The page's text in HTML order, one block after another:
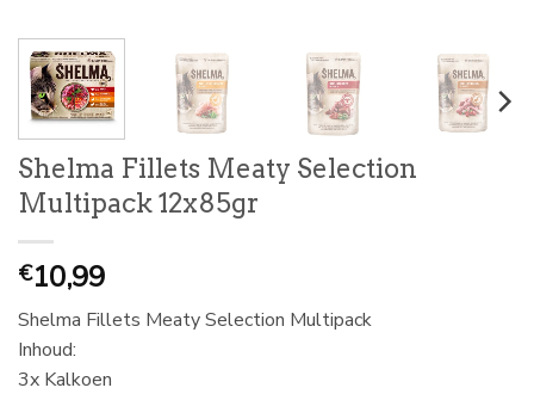
Shelma Fillets Meaty Selection
Multipack 12x85gr
€10,99
Shelma Fillets Meaty Selection Multipack
Inhoud:
3x Kalkoen